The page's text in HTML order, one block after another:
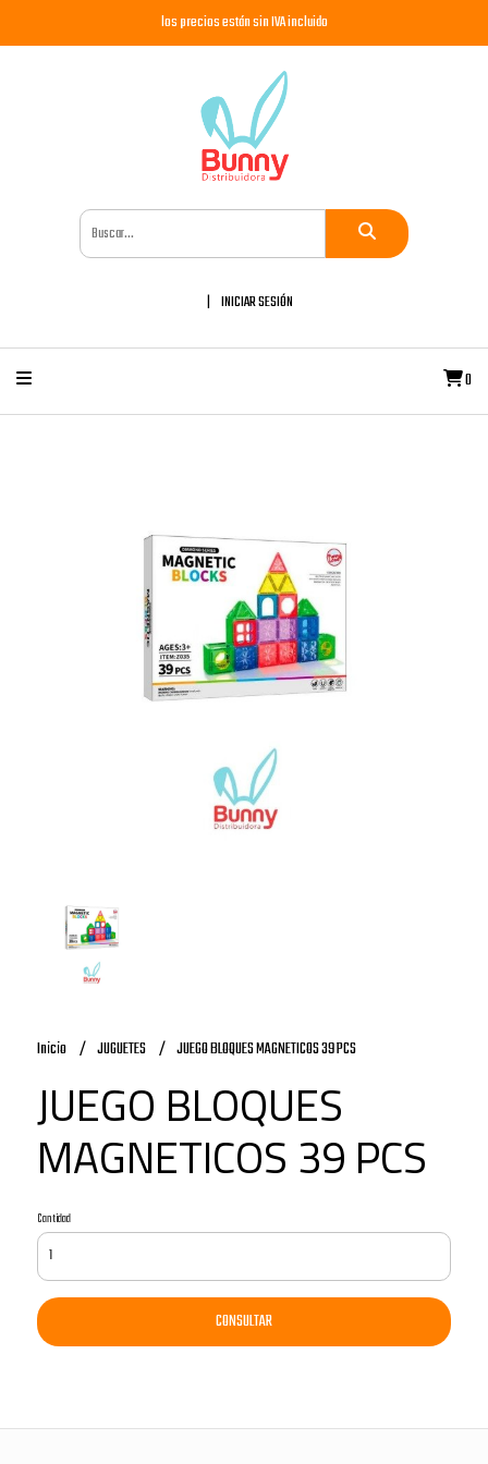
los precios están sin IVA incluido
INICIAR SESIÓN
0
Inicio JUGUETES JUEGO BLOQUES MAGNETICOS 39 PCS
JUEGO BLOQUES
MAGNETICOS 39 PCS
Cantidad
CONSULTAR